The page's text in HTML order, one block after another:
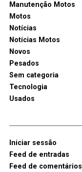
Manutenção Motos
Motos
Notícias
Notícias Motos
Novos
Pesados
Sem categoria
Tecnologia
Usados
Iniciar sessão
Feed de entradas
Feed de comentários